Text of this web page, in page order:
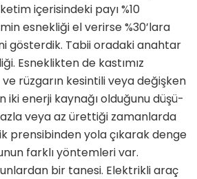
içerisindeki payı %10
esnekliği el verirse %30’lara
gösterdik. Tabii oradaki anahtar
Esneklikten de kas­tımız
rüzgarın kesintili veya değişken
iki enerji kaynağı olduğunu düşü­
veya az ürettiği zamanlarda
pren­sibinden yola çıkarak denge
farklı yöntemleri var.
bir tane­si. Elektrikli araç